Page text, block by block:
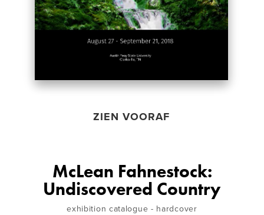
ZIEN VOORAF
McLean Fahnestock:
Undiscovered Country
exhibition catalogue - hardcover